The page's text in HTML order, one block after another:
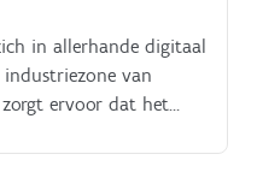
in allerhande digitaal
van
ervoor dat het